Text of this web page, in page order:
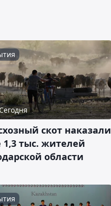
скот наказали
1,3 тыс. жителей
области